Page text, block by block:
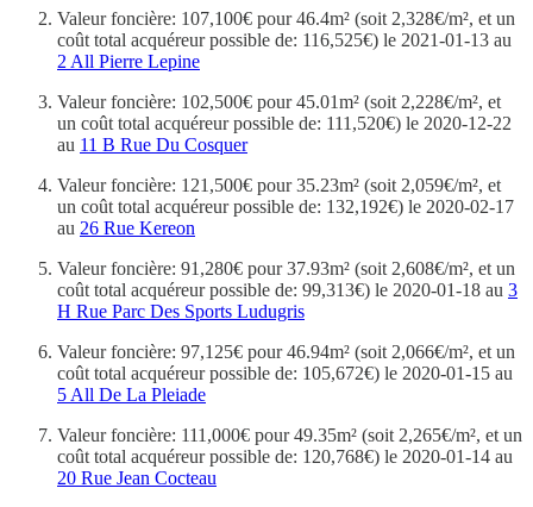
Valeur foncière: 107,100€ pour 46.4m² (soit 2,328€/m², et un
coût total acquéreur possible de: 116,525€) le 2021-01-13 au
2 All Pierre Lepine
Valeur foncière: 102,500€ pour 45.01m² (soit 2,228€/m², et
un coût total acquéreur possible de: 111,520€) le 2020-12-22
au 11 B Rue Du Cosquer
Valeur foncière: 121,500€ pour 35.23m² (soit 2,059€/m², et
un coût total acquéreur possible de: 132,192€) le 2020-02-17
au 26 Rue Kereon
Valeur foncière: 91,280€ pour 37.93m² (soit 2,608€/m², et un
coût total acquéreur possible de: 99,313€) le 2020-01-18 au 3
H Rue Parc Des Sports Ludugris
Valeur foncière: 97,125€ pour 46.94m² (soit 2,066€/m², et un
coût total acquéreur possible de: 105,672€) le 2020-01-15 au
5 All De La Pleiade
Valeur foncière: 111,000€ pour 49.35m² (soit 2,265€/m², et un
coût total acquéreur possible de: 120,768€) le 2020-01-14 au
20 Rue Jean Cocteau